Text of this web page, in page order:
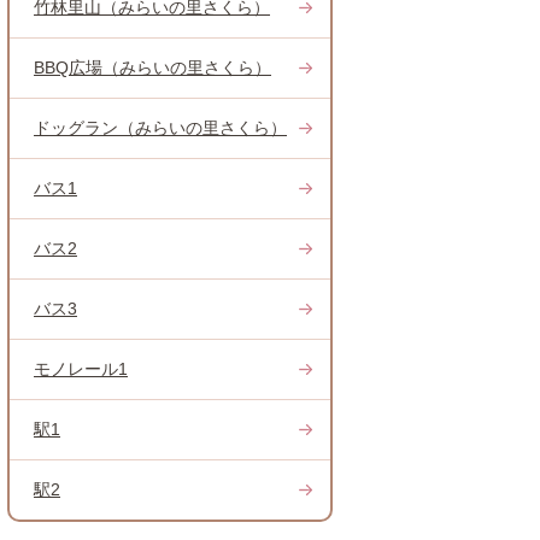
竹林里山（みらいの里さくら）
BBQ広場（みらいの里さくら）
ドッグラン（みらいの里さくら）
バス1
バス2
バス3
モノレール1
駅1
駅2